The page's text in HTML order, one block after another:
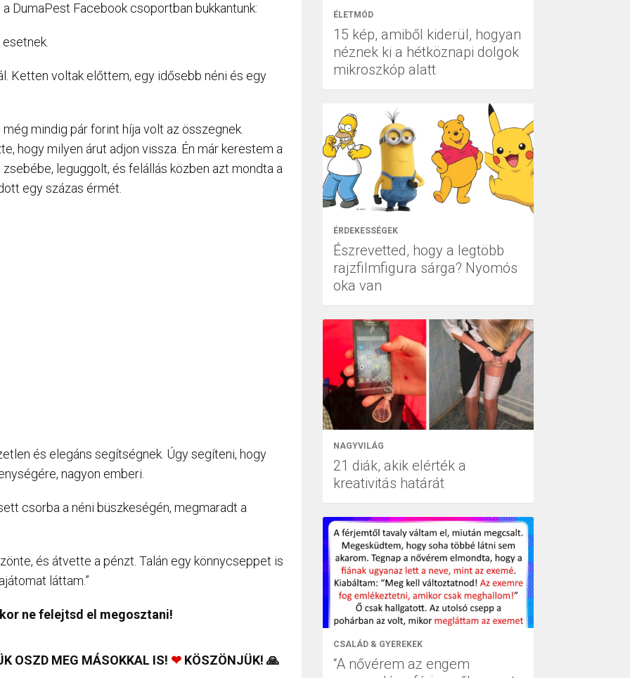
DumaPest Facebook csoportban bukkantunk:
Ketten voltak előttem, egy idősebb néni és egy
mindig pár forint híja volt az összegnek.
hogy milyen árut adjon vissza. Én már kerestem a
leguggolt, és felállás közben azt mondta a
egy százas érmét.
és elegáns segítségnek. Úgy segíteni, hogy
nagyon emberi.
csorba a néni büszkeségén, megmaradt a
és átvette a pénzt. Talán egy könnycseppet is
láttam.”
ne felejtsd el megosztani!
OSZD MEG MÁSOKKAL IS! ❤KÖSZÖNJÜK! 🙏
ÉLETMÓD
15 kép, amiből kiderül, hogyan
néznek ki a hétköznapi dolgok
mikroszkóp alatt
ÉRDEKESSÉGEK
Észrevetted, hogy a legtöbb
rajzfilmfigura sárga? Nyomós
oka van
NAGYVILÁG
21 diák, akik elérték a
kreativitás határát
CSALÁD & GYEREKEK
“A nővérem az engem